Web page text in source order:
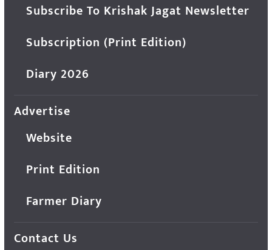
Subscribe To Krishak Jagat Newsletter
Subscription (Print Edition)
Diary 2026
Advertise
Website
Print Edition
Farmer Diary
Contact Us